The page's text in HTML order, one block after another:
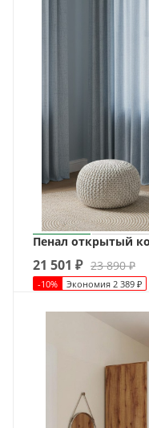
Пенал открытый
21 501 ₽ 23 890₽
-10% Экономия 2 389 ₽